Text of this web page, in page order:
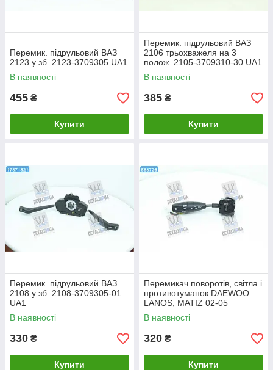
Перемик. підрульовий ВАЗ
2123 у зб. 2123-3709305 UA1
В наявності
455 ₴
Купити
Перемик. підрульовий ВАЗ
2106 трьохважеля на 3
полож. 2105-3709310-30 UA1
В наявності
385 ₴
Купити
Перемик. підрульовий ВАЗ
2108 у зб. 2108-3709305-01
UA1
В наявності
330 ₴
Купити
Перемикач поворотів, світла і
противотуманок DAEWOO
LANOS, MATIZ 02-05
96242526 UA1
В наявності
320 ₴
Купити